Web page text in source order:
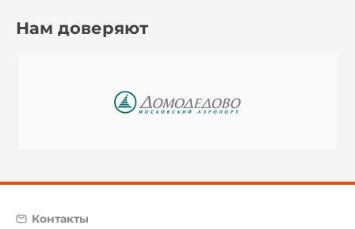
Нам доверяют
Контакты